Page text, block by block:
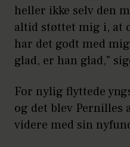
heller ikke selv den
altid støttet mig i, at
har det godt med
glad, er han glad,"
For nylig flyttede
og det blev Pernilles
videre med sin